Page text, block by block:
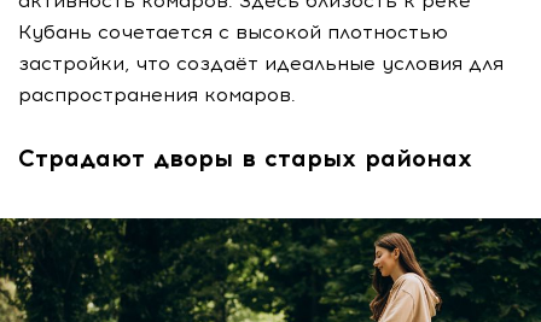
Кубань сочетается с высокой плотностью
застройки, что создаёт идеальные условия для
распространения комаров.
Страдают дворы в старых районах